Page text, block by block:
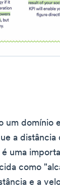
um domínio
a distância
uma
como
e a